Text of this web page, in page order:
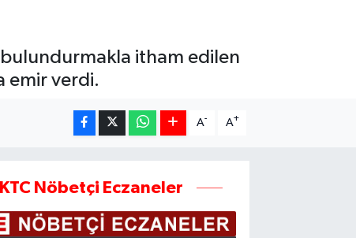
bulundurmakla itham edilen
emir verdi.
A- A+
Nöbetçi Eczaneler